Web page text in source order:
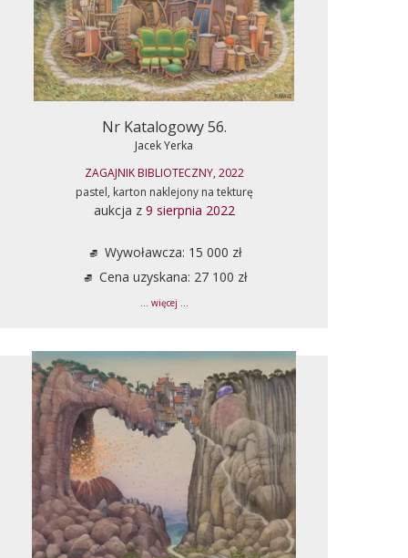
Nr Katalogowy 56.
Jacek Yerka
ZAGAJNIK BIBLIOTECZNY, 2022
pastel, karton naklejony na tekturę
aukcja z 9 sierpnia 2022
Wywoławcza: 15 000 zł
Cena uzyskana: 27 100 zł
... więcej ...